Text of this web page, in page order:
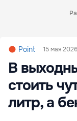
Point 15 мая
В
стоить
литр, а